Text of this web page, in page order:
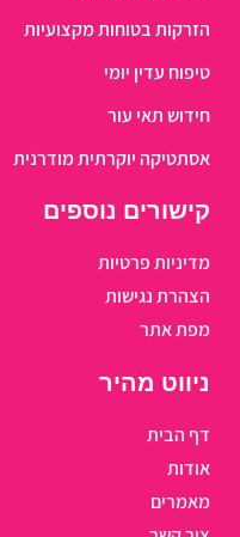
ניווט מהיר
דף הבית
אודות
מאמרים
קישורים נוספים
מדיניות פרטיות
הצהרת נגישות
מפת אתר
הזרקות בטוחות מקצועיות
טיפוח עדין יומי
חידוש תאי עור
אסתטיקה יוקרתית מודרנית